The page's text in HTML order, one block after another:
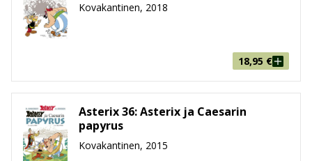
Kovakantinen, 2018
18,95 €
Asterix 36: Asterix ja Caesarin
papyrus
Kovakantinen, 2015